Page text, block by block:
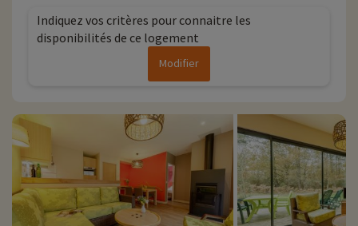
Indiquez vos critères pour connaitre les
disponibilités de ce logement
Modifier